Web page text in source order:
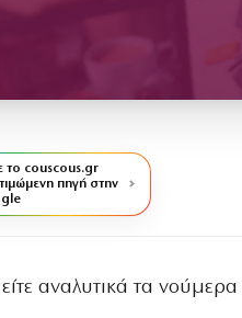
το couscous.gr
πηγή στην
είτε αναλυτικά τα νούμερα